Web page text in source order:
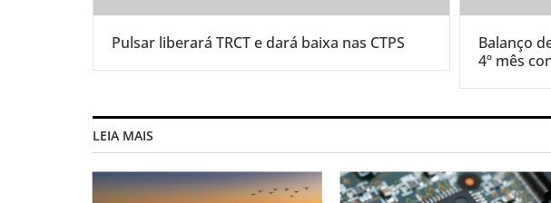
Pulsar liberará TRCT e dará baixa nas CTPS
Balanço
4º mês
LEIA MAIS